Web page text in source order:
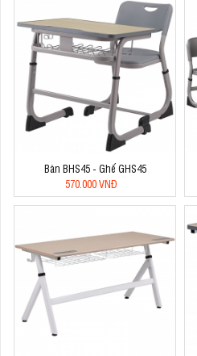
Bàn BHS45 - Ghế GHS45
570.000 VNĐ